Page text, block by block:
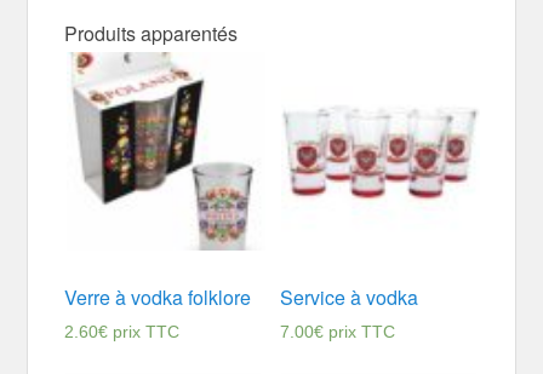
Produits apparentés
Verre à vodka folklore
2.60€ prix TTC
Service à vodka
7.00€ prix TTC